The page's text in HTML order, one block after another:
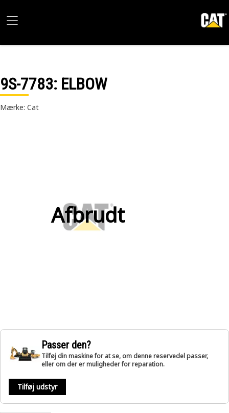
9S-7783: ELBOW
Mærke: Cat
Afbrudt
Passer den?
Tilføj din maskine for at se, om denne reservedel passer,
eller om der er muligheder for reparation.
Tilføj udstyr